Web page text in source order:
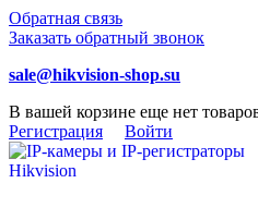
Обратная связь
Заказать обратный звонок
sale@hikvision-shop.su
В вашей корзине еще нет
Регистрация
Войти